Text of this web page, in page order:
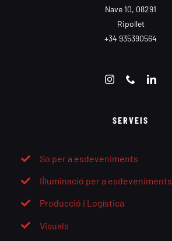
Nave 10, 08291
Ripollet
+34 935390564
SERVEIS
So per a esdeveniments
Il·luminació per a esdeveniments
Producció i Logística
Visuals